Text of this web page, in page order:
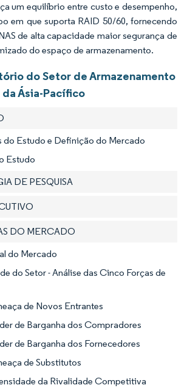
um equilíbrio entre custo e desempenho,
em que suporta RAID 50/60, fornecendo
de alta capacidade maior segurança de
do espaço de armazenamento.
do Setor de Armazenamento
da Ásia-Pacífico
do Estudo e Definição do Mercado
Estudo
DE PESQUISA
DO MERCADO
do Mercado
do Setor - Análise das Cinco Forças de
de Novos Entrantes
de Barganha dos Compradores
de Barganha dos Fornecedores
de Substitutos
da Rivalidade Competitiva